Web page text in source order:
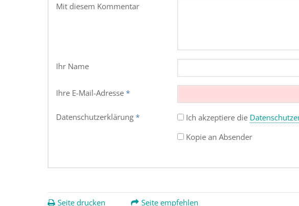
Mit diesem Kommentar
Ihr Name
Ihre E-Mail-Adresse *
Datenschutz­erklärung * Ich akzeptiere die
Kopie an Absender
Seite drucken Seite empfehlen